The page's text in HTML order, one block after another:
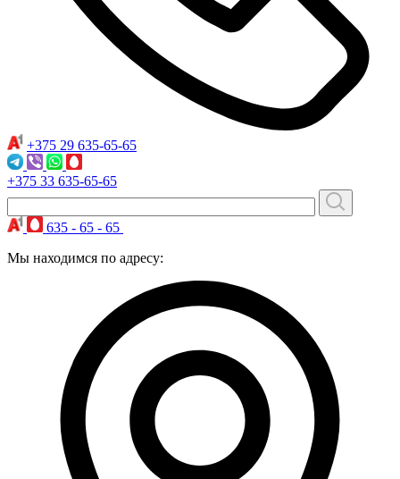
+375 29 635-65-65
+375 33 635-65-65
635 - 65 - 65
Мы находимся по адресу: